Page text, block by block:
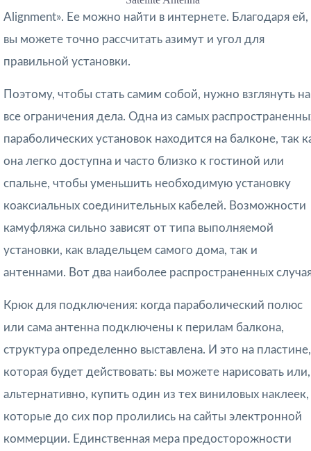
Alignment». Ее можно найти в интернете. Благодаря ей,
вы можете точно рассчитать азимут и угол для
правильной установки.
Поэтому, чтобы стать самим собой, нужно взглянуть на
все ограничения дела. Одна из самых
параболических установок находится на балконе, так
она легко доступна и часто близко к гостиной или
спальне, чтобы уменьшить необходимую установку
коаксиальных соединительных кабелей. Возможности
камуфляжа сильно зависят от типа выполняемой
установки, как владельцем самого дома, так и
антеннами. Вот два наиболее распространенных
Крюк для подключения: когда параболический полюс
или сама антенна подключены к перилам балкона,
структура определенно выставлена. И это на пластине,
которая будет действовать: вы можете нарисовать или,
альтернативно, купить один из тех виниловых наклеек,
которые до сих пор пролились на сайты электронной
коммерции. Единственная мера предосторожности